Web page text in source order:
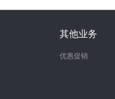
其他业务
优惠促销